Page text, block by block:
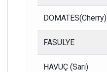
DOMATES(Cherry)
FASULYE
HAVUÇ (Sarı)